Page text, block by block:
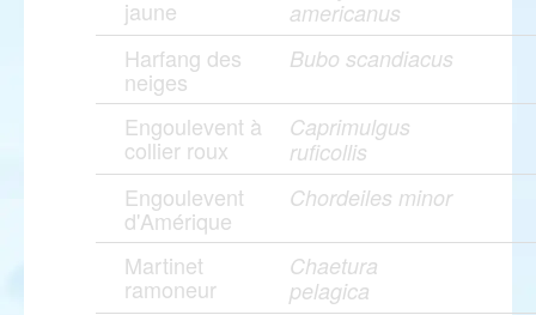
jaune
americanus
Harfang des
neiges
Bubo scandiacus
Engoulevent à
collier roux
Caprimulgus
ruficollis
Engoulevent
d'Amérique
Chordeiles minor
Martinet
ramoneur
Chaetura
pelagica